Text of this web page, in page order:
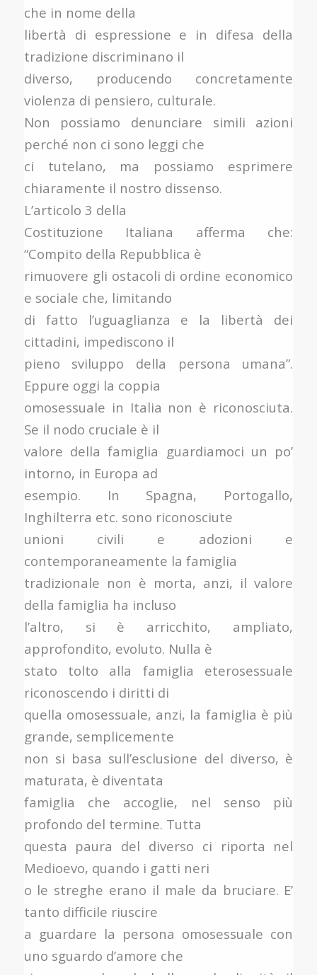
che in nome della
libertà di espressione e in difesa della
tradizione discriminano il
diverso, producendo concretamente
violenza di pensiero, culturale.
Non possiamo denunciare simili azioni
perché non ci sono leggi che
ci tutelano, ma possiamo esprimere
chiaramente il nostro dissenso.
L’articolo 3 della
Costituzione Italiana afferma che:
“Compito della Repubblica è
rimuovere gli ostacoli di ordine economico
e sociale che, limitando
di fatto l’uguaglianza e la libertà dei
cittadini, impediscono il
pieno sviluppo della persona umana”.
Eppure oggi la coppia
omosessuale in Italia non è riconosciuta.
Se il nodo cruciale è il
valore della famiglia guardiamoci un po’
intorno, in Europa ad
esempio. In Spagna, Portogallo,
Inghilterra etc. sono riconosciute
unioni civili e adozioni e
contemporaneamente la famiglia
tradizionale non è morta, anzi, il valore
della famiglia ha incluso
l’altro, si è arricchito, ampliato,
approfondito, evoluto. Nulla è
stato tolto alla famiglia eterosessuale
riconoscendo i diritti di
quella omosessuale, anzi, la famiglia è più
grande, semplicemente
non si basa sull’esclusione del diverso, è
maturata, è diventata
famiglia che accoglie, nel senso più
profondo del termine. Tutta
questa paura del diverso ci riporta nel
Medioevo, quando i gatti neri
o le streghe erano il male da bruciare. E’
tanto difficile riuscire
a guardare la persona omosessuale con
uno sguardo d’amore che